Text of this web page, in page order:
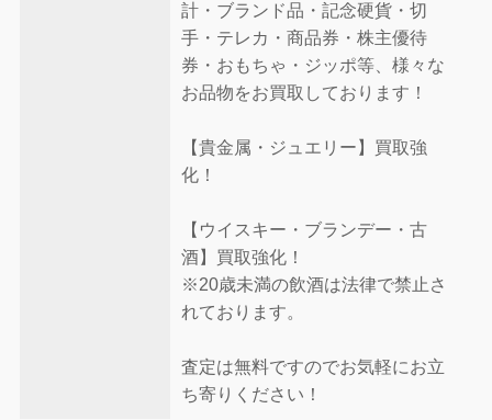
計・ブランド品・記念硬貨・切
手・テレカ・商品券・株主優待
券・おもちゃ・ジッポ等、様々な
お品物をお買取しております！
【貴金属・ジュエリー】買取強
化！
【ウイスキー・ブランデー・古
酒】買取強化！
※20歳未満の飲酒は法律で禁止さ
れております。
査定は無料ですのでお気軽にお立
ち寄りください！